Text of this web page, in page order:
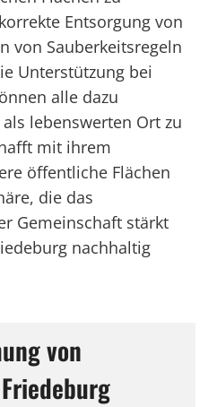
Entsorgung von
von Sauberkeitsregeln
Unterstützung bei
alle dazu
lebenswerten Ort zu
mit ihrem
öffentliche Flächen
die das
Gemeinschaft stärkt
nachhaltig
von